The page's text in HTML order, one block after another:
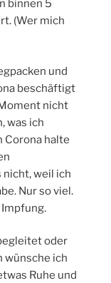
binnen 5
(Wer mich
und
beschäftigt
nicht
was ich
Corona halte
nicht, weil ich
Nur so viel.
Impfung.
oder
wünsche ich
Ruhe und